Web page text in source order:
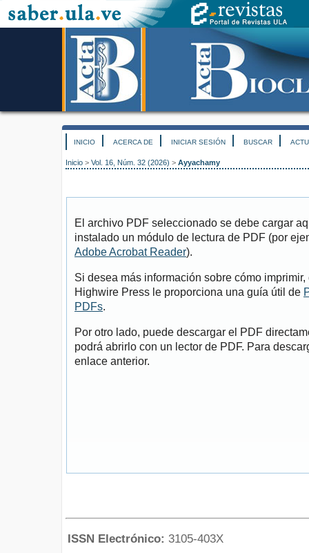
INICIO ACERCA DE INICIAR SESIÓN BUSCAR
Inicio > Vol. 16, Núm. 32 (2026) > Ayyachamy
El archivo PDF seleccionado se debe cargar
instalado un módulo de lectura de PDF (por
Adobe Acrobat Reader).
Si desea más información sobre cómo
Highwire Press le proporciona una guía útil de
PDFs.
Por otro lado, puede descargar el PDF
podrá abrirlo con un lector de PDF. Para
enlace anterior.
ISSN Electrónico: 3105-403X